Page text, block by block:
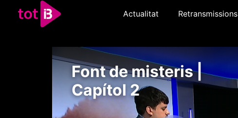
Actualitat Retransmissions
Font de misteris |
Capítol 2